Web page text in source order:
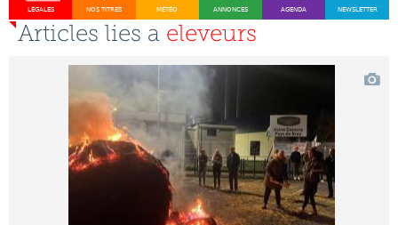
LÉGALES NOS TITRES MÉTÉO ANNONCES AGENDA NEWSLETTER
Articles lies a eleveurs